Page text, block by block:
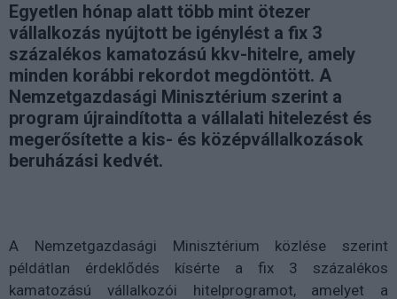
Egyetlen hónap alatt több mint ötezer
vállalkozás nyújtott be igénylést a fix 3
százalékos kamatozású kkv-hitelre, amely
minden korábbi rekordot megdöntött. A
Nemzetgazdasági Minisztérium szerint a
program újraindította a vállalati hitelezést és
megerősítette a kis- és középvállalkozások
beruházási kedvét.
A Nemzetgazdasági Minisztérium közlése szerint
példátlan érdeklődés kísérte a fix 3 százalékos
kamatozású vállalkozói hitelprogramot, amelyet a